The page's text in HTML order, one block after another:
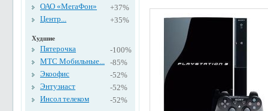
ОАО «МегаФон»
+37%
Центр...
+35%
Худшие
Пятерочка
-100%
МТС Мобильные... -85%
Экоофис
-52%
Энтузиаст
-52%
Инсол телеком
-52%